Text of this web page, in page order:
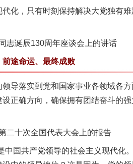
，只有时刻保持解决大党独有难
诞辰130周年座谈会上的讲话
途命运、最终成败
落实到党和国家事业各领域各方
正确方向，确保拥有团结奋斗的
十次全国代表大会上的报告
国共产党领导的社会主义现代化